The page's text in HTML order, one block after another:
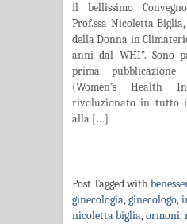
il bellissimo
Prof.ssa Nicoletta
della Donna in
anni dal WHI”. Sono
prima
(Women’s Health
rivoluzionato in tutto
alla […]
Post Tagged with
ginecologia,ginecologo,
nicoletta biglia,ormoni,